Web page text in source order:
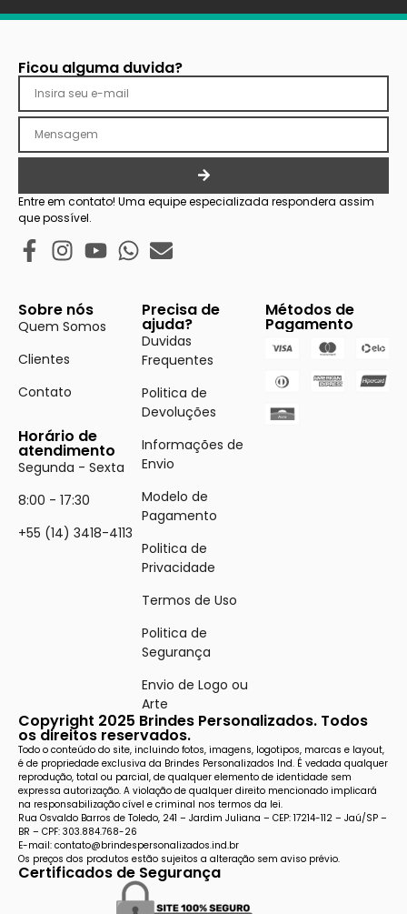
Ficou alguma duvida?
Entre em contato! Uma equipe especializada respondera assim
que possível.
Sobre nós
Quem Somos
Clientes
Contato
Horário de
atendimento
Segunda - Sexta
8:00 - 17:30
+55 (14) 3418-4113
Precisa de
ajuda?
Duvidas
Frequentes
Politica de
Devoluções
Informações de
Envio
Modelo de
Pagamento
Politica de
Privacidade
Termos de Uso
Politica de
Segurança
Envio de Logo ou
Arte
Métodos de
Pagamento
Copyright 2025 Brindes Personalizados. Todos
os direitos reservados.
Todo o conteúdo do site, incluindo fotos, imagens, logotipos, marcas e layout,
é de propriedade exclusiva da Brindes Personalizados Ind. É vedada qualquer
reprodução, total ou parcial, de qualquer elemento de identidade sem
expressa autorização. A violação de qualquer direito mencionado implicará
na responsabilização cível e criminal nos termos da lei.
Rua Osvaldo Barros de Toledo, 241 – Jardim Juliana – CEP: 17214-112 – Jaú/SP –
BR – CPF: 303.884.768-26
E-mail: contato@brindespersonalizados.ind.br
Os preços dos produtos estão sujeitos a alteração sem aviso prévio.
Certificados de Segurança